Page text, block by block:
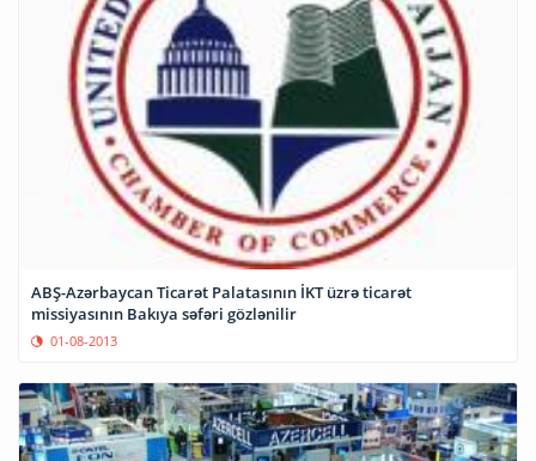
ABŞ-Azərbaycan Ticarət Palatasının İKT üzrə ticarət
missiyasının Bakıya səfəri gözlənilir
01-08-2013